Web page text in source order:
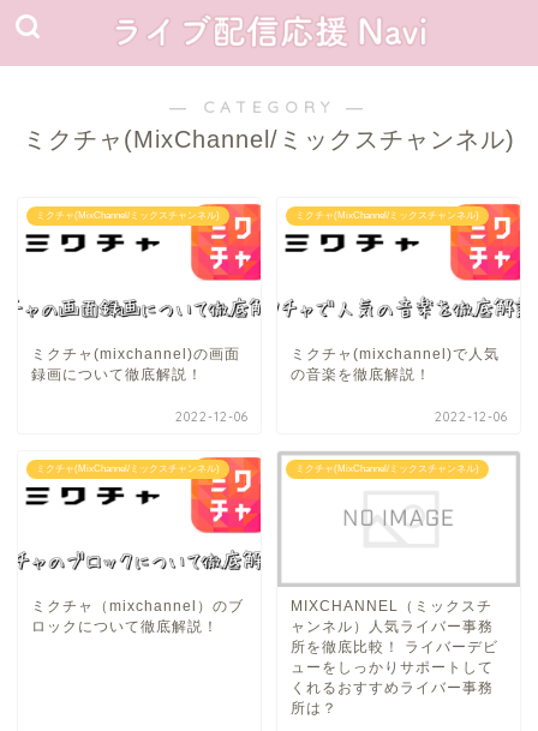
― CATEGORY ―
ミクチャ(MixChannel/ミックスチャンネル)
ミクチャ(MixChannel/ミックスチャンネル)
ミクチャ(mixchannel)の画面
録画について徹底解説！
2022-12-06
ミクチャ(MixChannel/ミックスチャンネル)
ミクチャ(mixchannel)で人気
の音楽を徹底解説！
2022-12-06
ミクチャ(MixChannel/ミックスチャンネル)
ミクチャ（mixchannel）のブ
ロックについて徹底解説！
ミクチャ(MixChannel/ミックスチャンネル)
MIXCHANNEL（ミックスチ
ャンネル）人気ライバー事務
所を徹底比較！ ライバーデビ
ューをしっかりサポートして
くれるおすすめライバー事務
所は？